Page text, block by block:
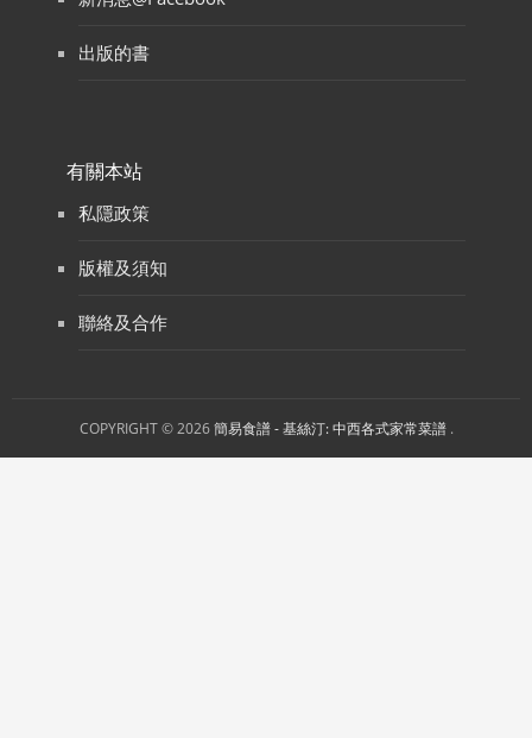
出版的書
有關本站
私隱政策
版權及須知
聯絡及合作
COPYRIGHT © 2026簡易食譜 - 基絲汀: 中西各式家常菜譜 .